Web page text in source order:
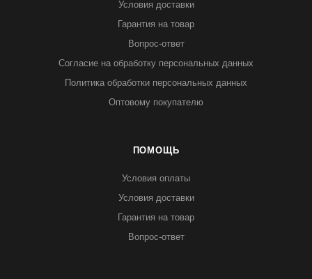
Условия доставки
Гарантия на товар
Вопрос-ответ
Согласие на обработку персональных данных
Политика обработки персональных данных
Оптовому покупателю
ПОМОЩЬ
Условия оплаты
Условия доставки
Гарантия на товар
Вопрос-ответ